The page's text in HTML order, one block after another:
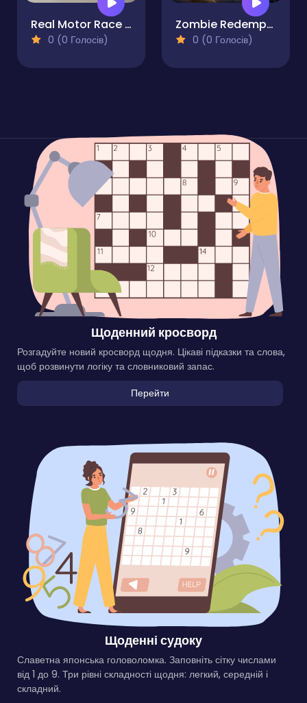
Real Motor Race Master
0 (0 Голосів)
Zombie Redemption
0 (0 Голосів)
Щоденний кросворд
Розгадуйте новий кросворд щодня. Цікаві підказки та слова,
щоб розвинути логіку та словниковий запас.
Перейти
Щоденні судоку
Славетна японська головоломка. Заповніть сітку числами
від 1 до 9. Три рівні складності щодня: легкий, середній і
складний.